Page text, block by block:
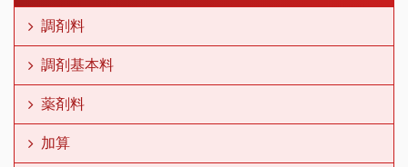
調剤料
調剤基本料
薬剤料
加算